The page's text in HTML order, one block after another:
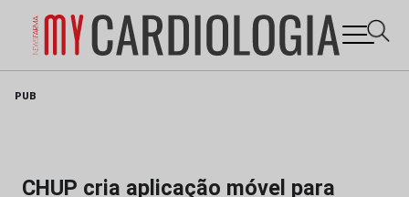
PUB
CHUP cria aplicação móvel para